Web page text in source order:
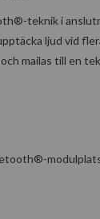
teknik i
ljud vid
mailas till en